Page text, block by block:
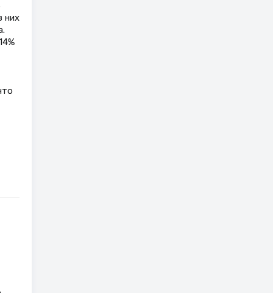
них